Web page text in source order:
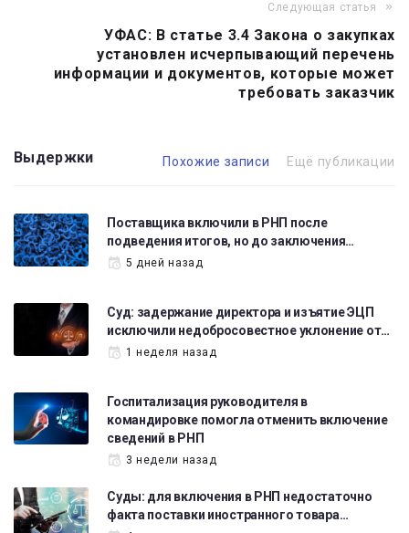
Следующая статья
УФАС: В статье 3.4 Закона о закупках
установлен исчерпывающий перечень
информации и документов, которые может
требовать заказчик
Выдержки Похожие записи Ещё публикации
Поставщика включили в РНП после
подведения итогов, но до заключения…
5 дней назад
Суд: задержание директора и изъятие ЭЦП
исключили недобросовестное уклонение от…
1 неделя назад
Госпитализация руководителя в
командировке помогла отменить включение
сведений в РНП
3 недели назад
Суды: для включения в РНП недостаточно
факта поставки иностранного товара…